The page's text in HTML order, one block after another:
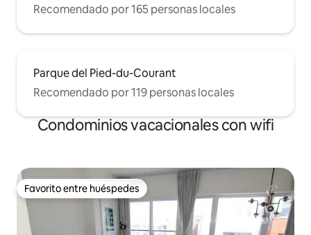
Recomendado por 165 personas locales
Parque del Pied-du-Courant
Recomendado por 119 personas locales
Condominios vacacionales con wifi
Favorito entre huéspedes
Favorito entre huéspedes